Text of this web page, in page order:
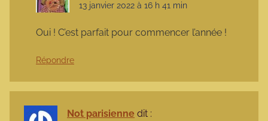
13 janvier 2022 à 16 h 41 min
Oui ! C’est parfait pour commencer l’année !
Répondre
Not parisienne dit :